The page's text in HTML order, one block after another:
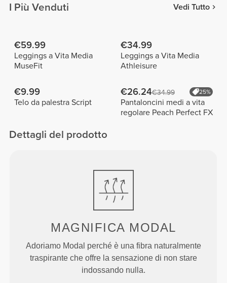
I Più Venduti Vedi Tutto
€59.99
Leggings a Vita Media
MuseFit
€34.99
Leggings a Vita Media
Athleisure
€9.99
Telo da palestra Script
€26.24€34.99 25%
Pantaloncini medi a vita
regolare Peach Perfect FX
Dettagli del prodotto
MAGNIFICA MODAL
Adoriamo Modal perché è una fibra naturalmente
traspirante che offre la sensazione di non stare
indossando nulla.